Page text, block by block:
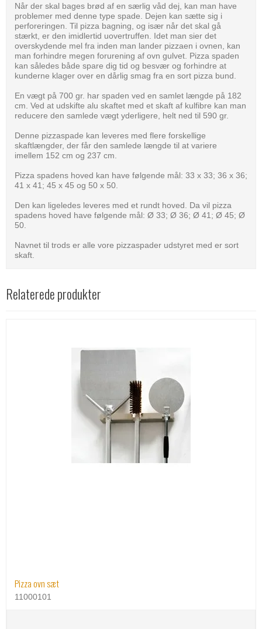
Når der skal bages brød af en særlig våd dej, kan man have
problemer med denne type spade. Dejen kan sætte sig i
perforeringen. Til pizza bagning, og især når det skal gå
stærkt, er den imidlertid uovertruffen. Idet man sier det
overskydende mel fra inden man lander pizzaen i ovnen, kan
man forhindre megen forurening af ovn gulvet. Pizza spaden
kan således både spare dig tid og besvær og forhindre at
kunderne klager over en dårlig smag fra en sort pizza bund.
En vægt på 700 gr. har spaden ved en samlet længde på 182
cm. Ved at udskifte alu skaftet med et skaft af kulfibre kan man
reducere den samlede vægt yderligere, helt ned til 590 gr.
Denne pizzaspade kan leveres med flere forskellige
skaftlængder, der får den samlede længde til at variere
imellem 152 cm og 237 cm.
Pizza spadens hoved kan have følgende mål: 33 x 33; 36 x 36;
41 x 41; 45 x 45 og 50 x 50.
Den kan ligeledes leveres med et rundt hoved. Da vil pizza
spadens hoved have følgende mål: Ø 33; Ø 36; Ø 41; Ø 45; Ø
50.
Navnet til trods er alle vore pizzaspader udstyret med er sort
skaft.
Relaterede produkter
Pizza ovn sæt
11000101